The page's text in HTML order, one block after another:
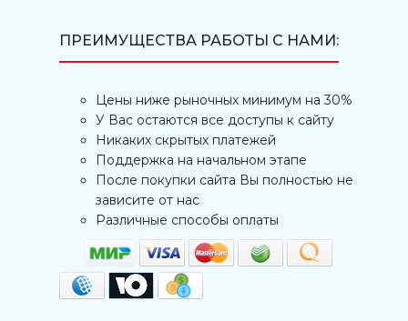
ПРЕИМУЩЕСТВА РАБОТЫ С НАМИ:
Цены ниже рыночных минимум на 30%
У Вас остаются все доступы к сайту
Никаких скрытых платежей
Поддержка на начальном этапе
После покупки сайта Вы полностью не
зависите от нас
Различные способы оплаты